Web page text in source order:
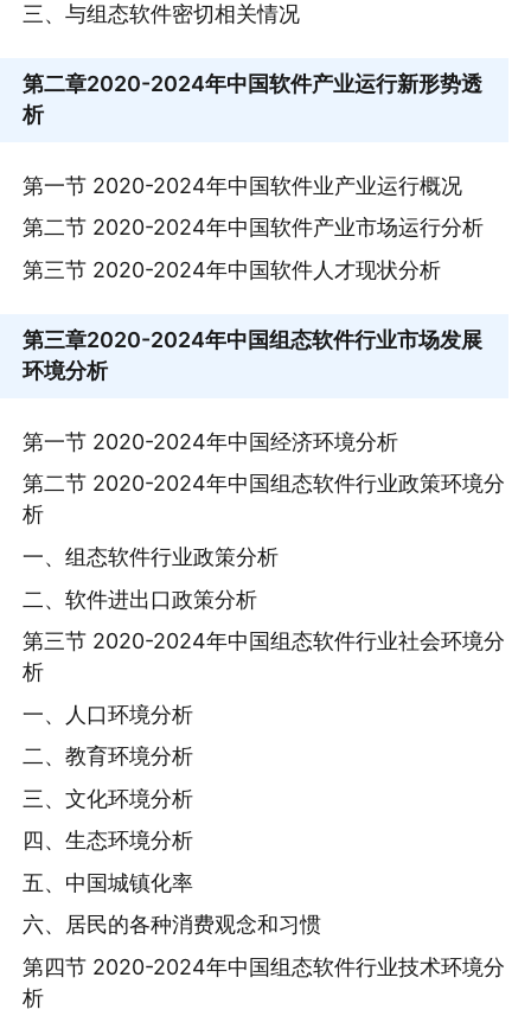
三、与组态软件密切相关情况
第二章2020-2024年中国软件产业运行新形势透
析
第一节 2020-2024年中国软件业产业运行概况
第二节 2020-2024年中国软件产业市场运行分析
第三节 2020-2024年中国软件人才现状分析
第三章2020-2024年中国组态软件行业市场发展
环境分析
第一节 2020-2024年中国经济环境分析
第二节 2020-2024年中国组态软件行业政策环境分
析
一、组态软件行业政策分析
二、软件进出口政策分析
第三节 2020-2024年中国组态软件行业社会环境分
析
一、人口环境分析
二、教育环境分析
三、文化环境分析
四、生态环境分析
五、中国城镇化率
六、居民的各种消费观念和习惯
第四节 2020-2024年中国组态软件行业技术环境分
析